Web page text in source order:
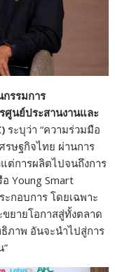
รรมการ
ศูนย์ประสานงานและ
ระบุว่า “ความร่วมมือ
ษฐกิจไทย ผ่านการ
ต่การผลิตไปจนถึงการ
Young Smart
ะกอบการ โดยเฉพาะ
ยายโอกาสสู่ทั้งตลาด
ภาพ อันจะนำไปสู่การ